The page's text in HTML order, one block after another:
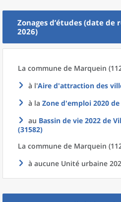
Zonages d’études (date
2026)
La commune de Marquein
à l'Aire d'attraction des
à la Zone d'emploi 2020 de
au Bassin de vie 2022 de
(31582)
La commune de Marquein
à aucune Unité urbaine